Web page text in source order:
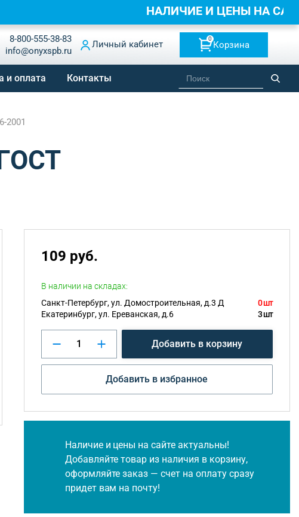
8-800-555-38-83
info@onyxspb.ru
Личный кабинет
0
Корзина
и оплата Контакты
2001
109 руб.
В наличии на складах:
Санкт-Петербург, ул. Домостроительная, д.3 Д
0 шт
Екатеринбург, ул. Ереванская, д.6
3 шт
Добавить в корзину
Добавить в избранное
Наличие и цены на сайте актуальны!
Добавляйте товар из наличия в корзину,
оформляйте заказ — счет на оплату сразу
придет вам на почту!
НАЛИЧИЕ И ЦЕНЫ НА